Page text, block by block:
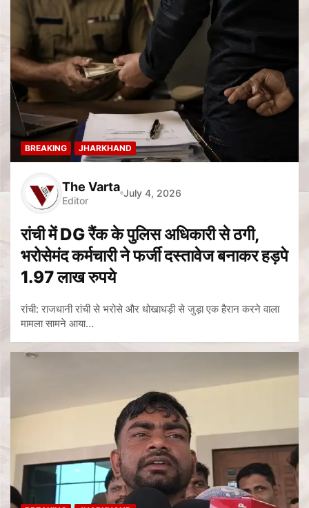
BREAKING JHARKHAND
The Varta
Editor
July 4, 2026
रांची में DG रैंक के पुलिस अधिकारी से ठगी,
भरोसेमंद कर्मचारी ने फर्जी दस्तावेज बनाकर हड़पे
1.97 लाख रुपये
रांची: राजधानी रांची से भरोसे और धोखाधड़ी से जुड़ा एक हैरान करने वाला
मामला सामने आया…